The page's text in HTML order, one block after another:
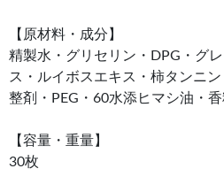
【原材料・成分】
精製水・グリセリン・DPG・グ
ス・ルイボスエキス・柿タンニ
整剤・PEG・60水添ヒマシ油・
【容量・重量】
30枚